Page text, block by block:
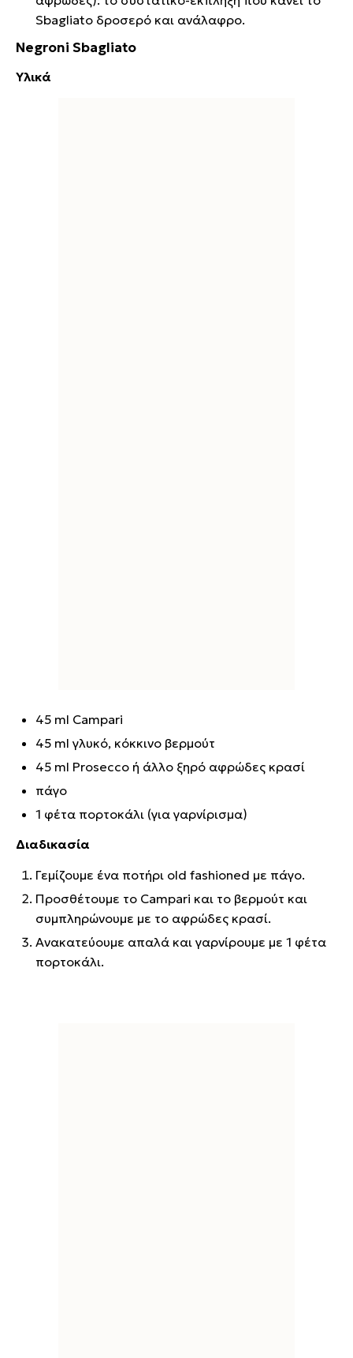
Sbagliato δροσερό και ανάλαφρο.
Negroni Sbagliato
Υλικά
45 ml Campari
45 ml γλυκό, κόκκινο βερμούτ
45 ml Prosecco ή άλλο ξηρό αφρώδες κρασί
πάγο
1 φέτα πορτοκάλι (για γαρνίρισμα)
Διαδικασία
Γεμίζουμε ένα ποτήρι old fashioned με πάγο.
Προσθέτουμε το Campari και το βερμούτ και
συμπληρώνουμε με το αφρώδες κρασί.
Ανακατεύουμε απαλά και γαρνίρουμε με 1 φέτα
πορτοκάλι.